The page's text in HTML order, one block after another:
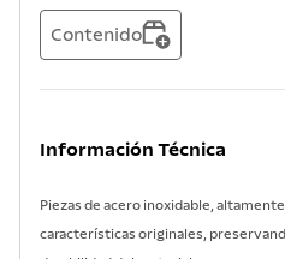
Contenido
Información Técnica
Piezas de acero inoxidable,
características originales,